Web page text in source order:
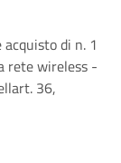
di n. 1
rete wireless -
36,